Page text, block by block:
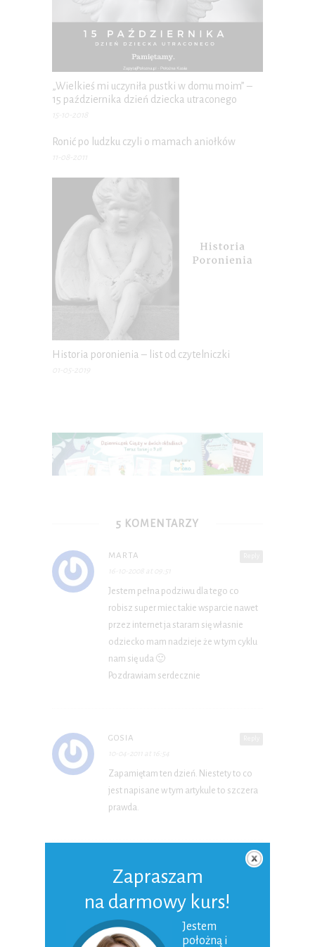
„Wielkieś mi uczyniła pustki w domu moim” –
15 października dzień dziecka utraconego
15-10-2018
Ronić po ludzku czyli o mamach aniołków
11-08-2011
Historia poronienia – list od czytelniczki
01-05-2019
5 KOMENTARZY
MARTA
Jestem pełna podziwu dla tego co
robisz super miec takie wsparcie nawet
przez internet ja staram się własnie
odziecko mam nadzieje że w tym cyklu
nam się uda 🙂
Pozdrawiam serdecznie
GOSIA
Zapamiętam ten dzień. Niestety to co
jest napisane w tym artykule to szczera
prawda.
BARBARA
29-08-2013 at 15:26
…niestety moja córeczka zmarła
tragicznie 07.082013 i od tego roku wraz
z mężem mamy nowe niezbyt
Zapraszam
na darmowy kurs!
Jestem
położną i